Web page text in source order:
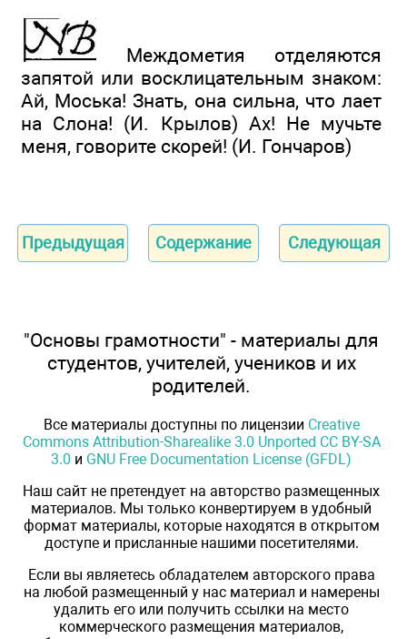
Междометия отделяются
запятой или восклицательным знаком:
Ай, Моська! Знать, она сильна, что лает
на Слона! (И. Крылов) Ах! Не мучьте
меня, говорите скорей! (И. Гончаров)
Предыдущая Содержание Следующая
"Основы грамотности" - материалы для
студентов, учителей, учеников и их
родителей.
Все материалы доступны по лицензии Creative
Commons Attribution-Sharealike 3.0 Unported CC BY-SA
3.0 и GNU Free Documentation License (GFDL)
Наш сайт не претендует на авторство размещенных
материалов. Мы только конвертируем в удобный
формат материалы, которые находятся в открытом
доступе и присланные нашими посетителями.
Если вы являетесь обладателем авторского права
на любой размещенный у нас материал и намерены
удалить его или получить ссылки на место
коммерческого размещения материалов,